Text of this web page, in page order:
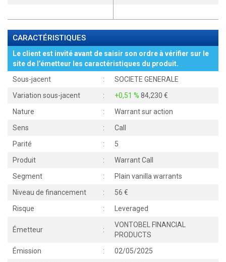
CARACTÉRISTIQUES
Le client est invité avant de saisir son ordre à vérifier sur le
site de l’émetteur les caractéristiques du produit.
Sous-jacent
:
SOCIETE GENERALE
Variation sous-jacent
: +0,51 % 84,230
Nature
:
Warrant sur action
Sens
:
Call
Parité
:
5
Produit
:
Warrant Call
Segment
:
Plain vanilla warrants
Niveau de financement
:
56
Risque
: Leveraged
Émetteur :
VONTOBEL FINANCIAL
PRODUCTS
Émission
:
02/05/2025